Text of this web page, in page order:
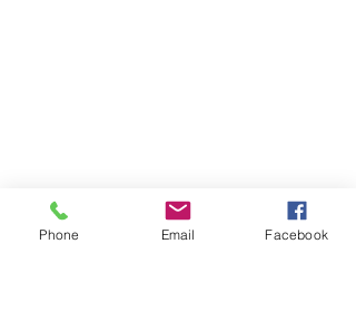
Phone Email Facebook